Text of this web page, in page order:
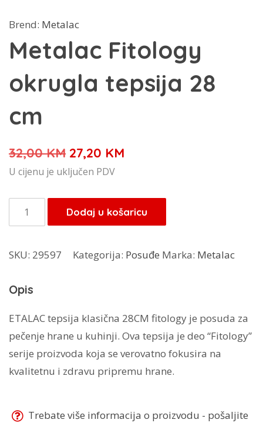
Brend: Metalac
Metalac Fitology
okrugla tepsija 28
cm
32,00KM Izvorna
cijena
je:
32,00 KM.
27,20 KM
27,20 KM.
U cijenu je uključen PDV
Metalac
Fitology
tepsija
cm
količina
Dodaj u košaricu
SKU: 29597 Kategorija: Posuđe Marka: Metalac
Opis
ETALAC tepsija klasična 28CM fitology je posuda za
pečenje hrane u kuhinji. Ova tepsija je deo “Fitology”
serije proizvoda koja se verovatno fokusira na
kvalitetnu i zdravu pripremu hrane.
Trebate više informacija o proizvodu - pošaljite